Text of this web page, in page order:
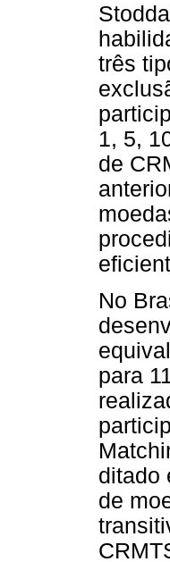
três
1, 5,
de
No
para
ditado
de